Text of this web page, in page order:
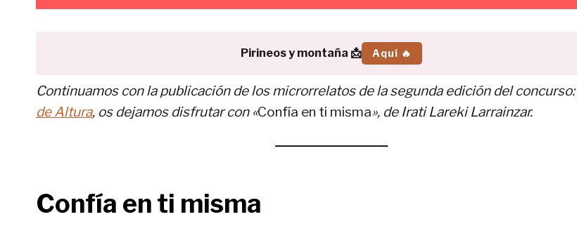
Pirineos y montaña 📩 Aquí 🔥
Continuamos con la publicación de los microrrelatos de la segunda edición del concurso:
de Altura, os dejamos disfrutar con «Confía en ti misma», de Irati Lareki Larrainzar.
Confía en ti misma